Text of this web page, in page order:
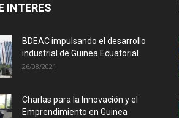
INTERES
BDEAC impulsando el desarrollo
industrial de Guinea Ecuatorial
26/08/2021
Charlas para la Innovación y el
Emprendimiento en Guinea